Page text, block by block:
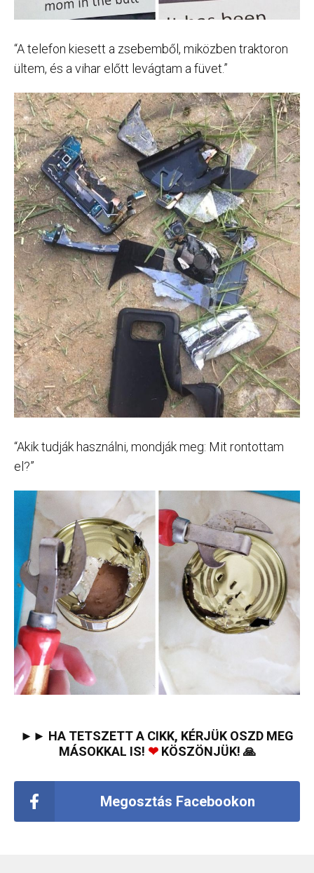
“A telefon kiesett a zsebemből, miközben traktoron
ültem, és a vihar előtt levágtam a füvet.”
“Akik tudják használni, mondják meg: Mit rontottam
el?”
►► HA TETSZETT A CIKK, KÉRJÜK OSZD MEG
MÁSOKKAL IS! ❤KÖSZÖNJÜK! 🙏
Megosztás Facebookon